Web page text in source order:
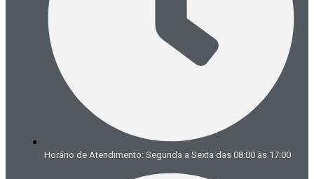
Horário de Atendimento: Segunda a Sexta das 08:00 às 17:00